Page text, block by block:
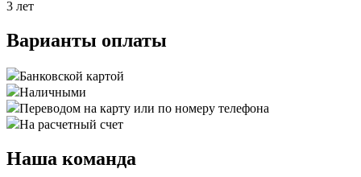
3 лет
Варианты оплаты
Банковской картой
Наличными
Переводом на карту или по номеру телефона
На расчетный счет
Наша команда